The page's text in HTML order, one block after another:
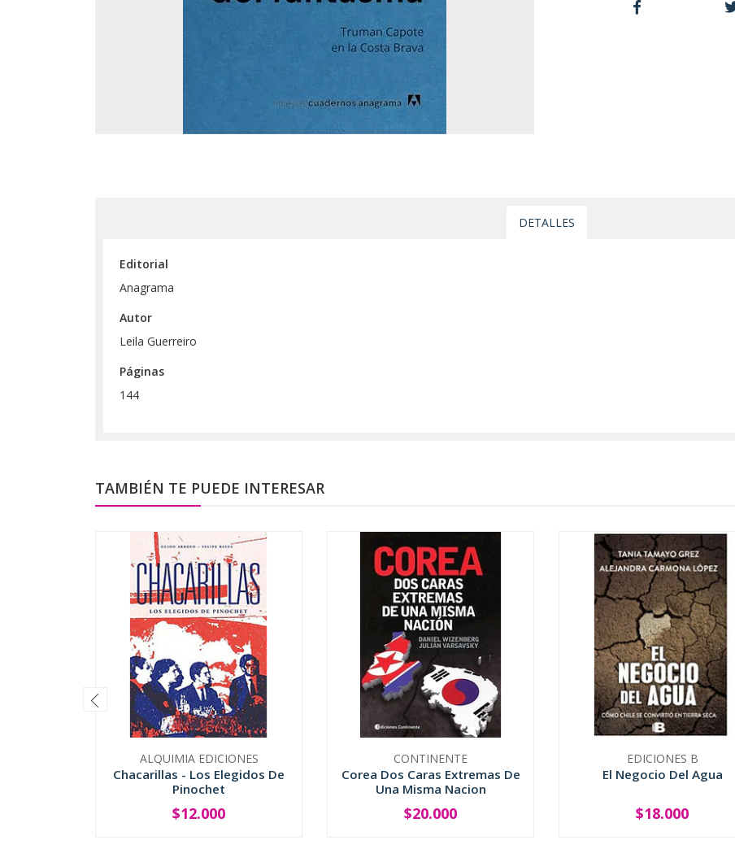
DETALLES
Editorial
Anagrama
Autor
Leila Guerreiro
Páginas
144
TAMBIÉN TE PUEDE INTERESAR
ALQUIMIA EDICIONES
Chacarillas - Los Elegidos De
Pinochet
+
$12.000
CONTINENTE
Corea Dos Caras Extremas De
Una Misma Nacion
+
$20.000
EDICIONES B
El Negocio Del Agua
+
$18.000